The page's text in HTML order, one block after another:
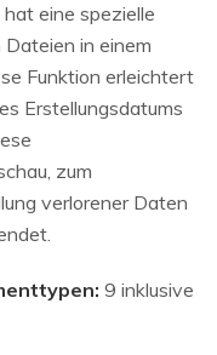
eine spezielle
in einem
Funktion erleichtert
Erstellungsdatums
zum
verlorener Daten
9 inklusive